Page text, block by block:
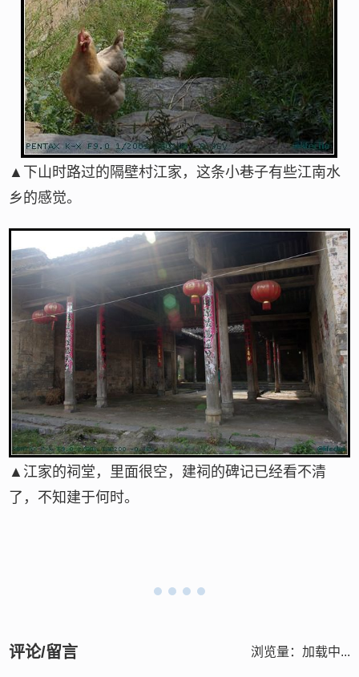
▲下山时路过的隔壁村江家，这条小巷子有些江南水
乡的感觉。
▲江家的祠堂，里面很空，建祠的碑记已经看不清
了，不知建于何时。
评论/留言 浏览量： 加载中...